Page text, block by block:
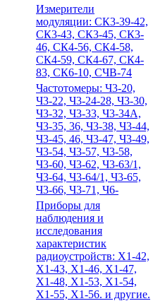
Измерители
модуляции: СК3-39-42,
СК3-43, СК3-45, СК3-
46, СК4-56, СК4-58,
СК4-59, СК4-67, СК4-
83, СК6-10, СЧВ-74
Частотомеры: Ч3-20,
Ч3-22, Ч3-24-28, Ч3-30,
Ч3-32, Ч3-33, Ч3-34А,
Ч3-35, 36, Ч3-38, Ч3-44,
Ч3-45, 46, Ч3-47, Ч3-49,
Ч3-54, Ч3-57, Ч3-58,
Ч3-60, Ч3-62, Ч3-63/1,
Ч3-64, Ч3-64/1, Ч3-65,
Ч3-66, Ч3-71, Ч6-
Приборы для
наблюдения и
исследования
характеристик
радиоустройств: Х1-42,
Х1-43, Х1-46, Х1-47,
Х1-48, Х1-53, Х1-54,
Х1-55, Х1-56. и другие.